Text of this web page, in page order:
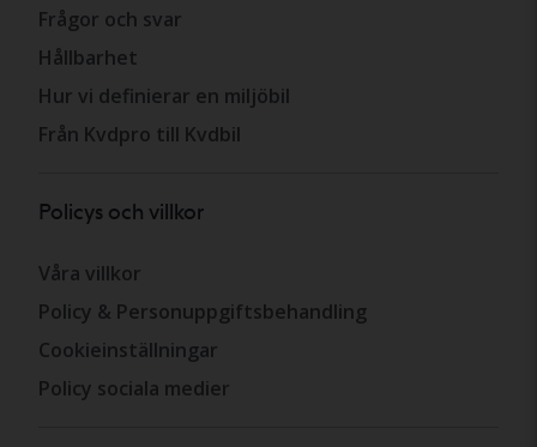
Frågor och svar
Hållbarhet
Hur vi definierar en miljöbil
Från Kvdpro till Kvdbil
Policys och villkor
Våra villkor
Policy & Personuppgiftsbehandling
Cookieinställningar
Policy sociala medier